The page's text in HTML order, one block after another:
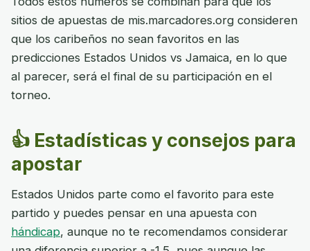
sitios de apuestas de mis.marcadores.org consideren
que los caribeños no sean favoritos en las
predicciones Estados Unidos vs Jamaica, en lo que
al parecer, será el final de su participación en el
torneo.
👍 Estadísticas y consejos para
apostar
Estados Unidos parte como el favorito para este
partido y puedes pensar en una apuesta con
hándicap, aunque no te recomendamos considerar